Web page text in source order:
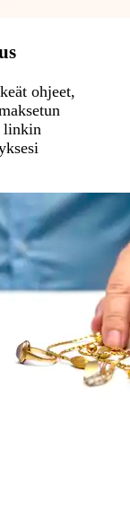
ohjeet,
linkin